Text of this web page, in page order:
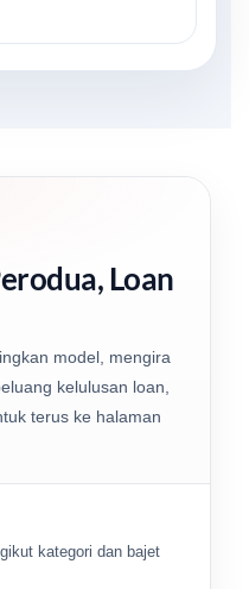
Loan
model, mengira
kelulusan loan,
terus ke halaman
kategori dan bajet